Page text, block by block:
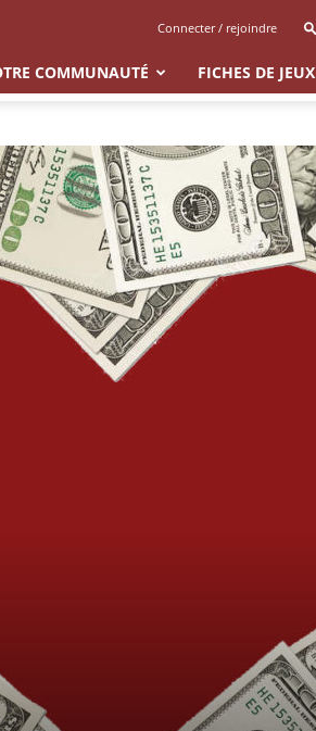
Connecter / rejoindre
COMMUNAUTÉ FICHES DE JEUX